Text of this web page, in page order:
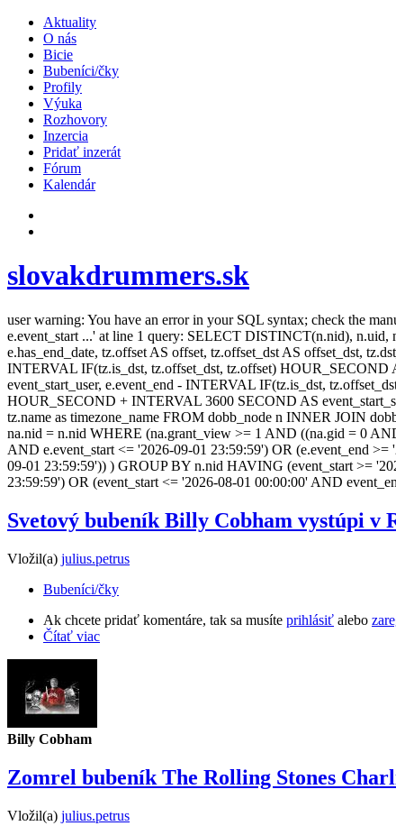
Aktuality
O nás
Bicie
Bubeníci/čky
Profily
Výuka
Rozhovory
Inzercia
Pridať inzerát
Fórum
Kalendár
slovakdrummers.sk
user warning: You have an error in your SQL syntax; check the
e.event_start ...' at line 1 query: SELECT DISTINCT(n.nid), n.uid,
e.has_end_date, tz.offset AS offset, tz.offset_dst AS offset_dst,
INTERVAL IF(tz.is_dst, tz.offset_dst, tz.offset)
event_start_user, e.event_end - INTERVAL IF(tz.is_dst,
HOUR_SECOND + INTERVAL 3600 SECOND AS
tz.name as timezone_name FROM dobb_node n INNER JOIN
na.nid = n.nid WHERE (na.grant_view >= 1 AND ((na.gid = 0
AND e.event_start <= '2026-09-01 23:59:59') OR (e.event_end
09-01 23:59:59')) ) GROUP BY n.nid HAVING (event_start >=
23:59:59') OR (event_start <= '2026-08-01 00:00:00' AND
Svetový bubeník Billy Cobham vystúpi v
Vložil(a) julius.petrus
Bubeníci/čky
Ak chcete pridať komentáre, tak sa musíte prihlásiť alebo
Čítať viac
Billy Cobham
Zomrel bubeník The Rolling Stones
Vložil(a) julius.petrus